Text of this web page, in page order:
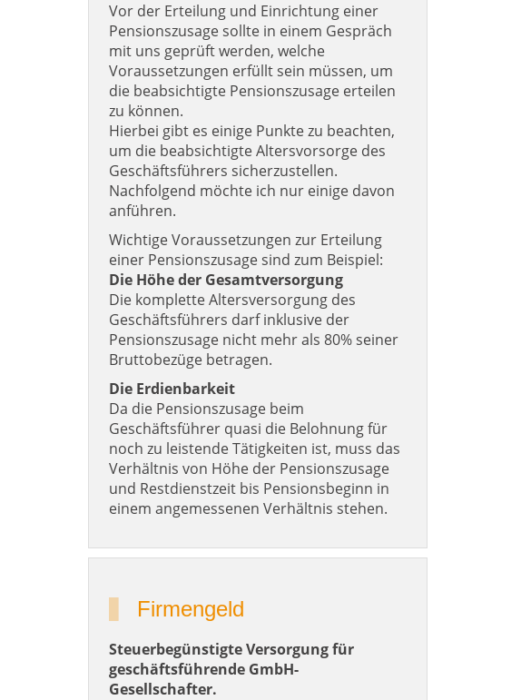
Vor der Erteilung und Einrichtung einer
Pensionszusage sollte in einem Gespräch
mit uns geprüft werden, welche
Voraussetzungen erfüllt sein müssen, um
die beabsichtigte Pensionszusage erteilen
zu können.
Hierbei gibt es einige Punkte zu beachten,
um die beabsichtigte Altersvorsorge des
Geschäftsführers sicherzustellen.
Nachfolgend möchte ich nur einige davon
anführen.
Wichtige Voraussetzungen zur Erteilung
einer Pensionszusage sind zum Beispiel:
Die Höhe der Gesamtversorgung
Die komplette Altersversorgung des
Geschäftsführers darf inklusive der
Pensionszusage nicht mehr als 80% seiner
Bruttobezüge betragen.
Die Erdienbarkeit
Da die Pensionszusage beim
Geschäftsführer quasi die Belohnung für
noch zu leistende Tätigkeiten ist, muss das
Verhältnis von Höhe der Pensionszusage
und Restdienstzeit bis Pensionsbeginn in
einem angemessenen Verhältnis stehen.
Firmengeld
Steuerbegünstigte Versorgung für
geschäftsführende GmbH-
Gesellschafter.